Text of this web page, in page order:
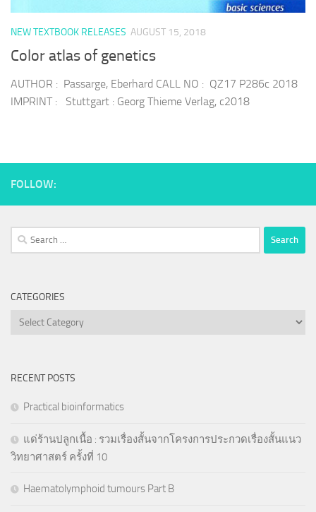
NEW TEXTBOOK RELEASES AUGUST 15, 2018
Color atlas of genetics
AUTHOR : Passarge, Eberhard CALL NO : QZ17 P286c 2018
IMPRINT : Stuttgart : Georg Thieme Verlag, c2018
FOLLOW:
Search
for:
CATEGORIES
Categories
RECENT POSTS
Practical bioinformatics
แด่ร้านปลูกเนื้อ : รวมเรื่องสั้นจากโครงการประกวดเรื่องสั้นแนว
วิทยาศาสตร์ ครั้งที่ 10
Haematolymphoid tumours Part B